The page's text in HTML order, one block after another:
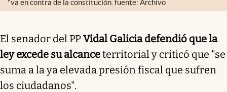
"va en contra de la constitución. fuente: Archivo
El senador del PPVidal Galicia defendió que la
ley excede su alcanceterritorial y criticó que "se
suma a la ya elevada presión fiscal que sufren
los ciudadanos".